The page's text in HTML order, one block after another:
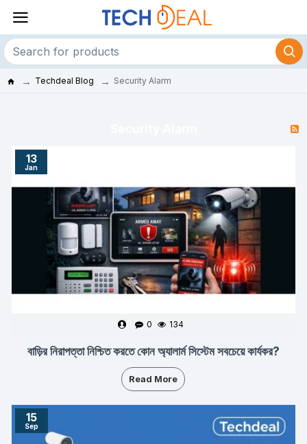
Techdeal Blog Security Alarm
13
Jan
0 134
বাড়ির নিরাপত্তা নিশ্চিত করতে কোন অ্যালার্ম সিস্টেম সবচেয়ে কার্যকর?
Read More
15
Sep